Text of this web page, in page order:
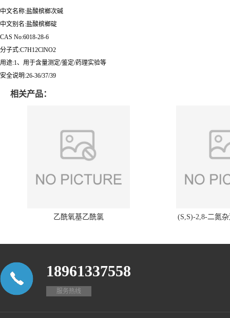
中文名称:盐酸槟榔次碱
中文别名:盐酸槟榔碇
CAS No:6018-28-6
分子式:C7H12ClNO2
用途:1、用于含量测定/鉴定/药理实验等
安全说明:26-36/37/39
相关产品：
乙酰氧基乙酰氯 (S,S)-2,8-二氮
18961337558
服务热线